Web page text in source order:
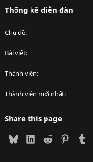
Thống kê diễn đàn
Chủ đề
Bài viết
Thành viên
Thành viên mới nhất
Share this page
BlueskyLinkedIn
Reddit